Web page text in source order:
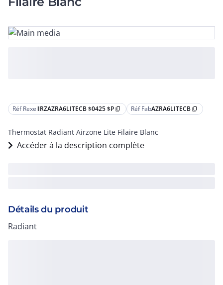
Réf RexelIRZAZRA6LITECB $0425 $P content_copy Réf FabAZRA6LITECB content_copy
Thermostat Radiant Airzone Lite Filaire Blanc
Accéder à la description complète
Détails du produit
Radiant